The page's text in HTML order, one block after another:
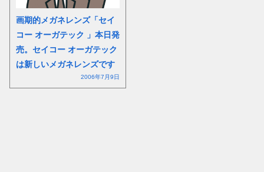
画期的メガネレンズ「セイ
コー オーガテック 」本日発
売。セイコー オーガテック
は新しいメガネレンズです
2006年7月9日